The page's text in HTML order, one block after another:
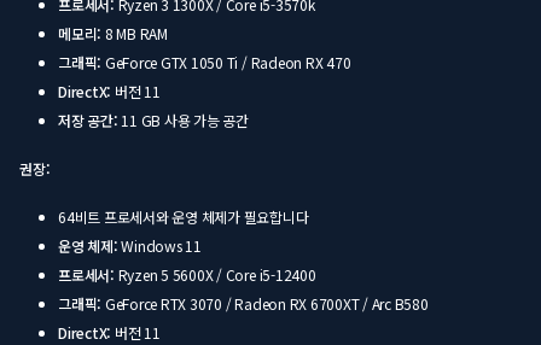
프로세서: Ryzen 3 1300X / Core i5-3570k
메모리: 8 MB RAM
그래픽: GeForce GTX 1050 Ti / Radeon RX 470
DirectX: 버전 11
저장 공간: 11 GB 사용 가능 공간
권장:
64비트 프로세서와 운영 체제가 필요합니다
운영 체제:Windows 11
프로세서: Ryzen 5 5600X / Core i5-12400
그래픽: GeForce RTX 3070 / Radeon RX 6700XT / Arc B580
DirectX: 버전 11